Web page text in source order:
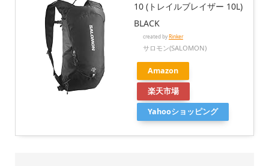
10 (トレイルブレイザー 10L)
BLACK
created byRinker
サロモン(SALOMON)
Amazon
楽天市場
Yahooショッピング